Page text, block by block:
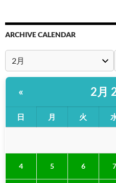
ARCHIVE CALENDAR
« 2月
日 月 火
4 5 6 7